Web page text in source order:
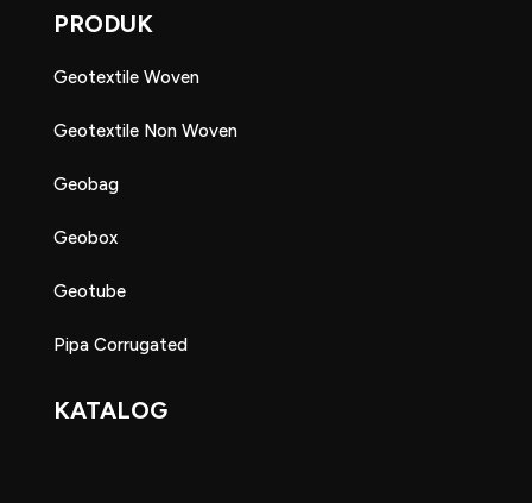
PRODUK
Geotextile Woven
Geotextile Non Woven
Geobag
Geobox
Geotube
Pipa Corrugated
KATALOG